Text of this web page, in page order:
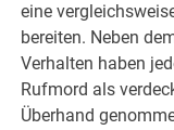
eine
bereiten. Neben
Verhalten haben
Rufmord als
Überhand